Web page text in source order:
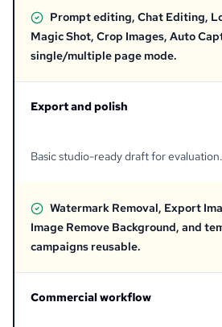
Prompt editing, Chat Editing,
Magic Shot, Crop Images, Auto
single/multiple page mode.
Export and polish
Basic studio-ready draft for evaluation.
Watermark Removal, Export
Image Remove Background, and
campaigns reusable.
Commercial workflow